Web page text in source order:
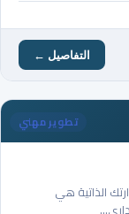
التفاصيل ←
تطوير مهني
الذاتية هي